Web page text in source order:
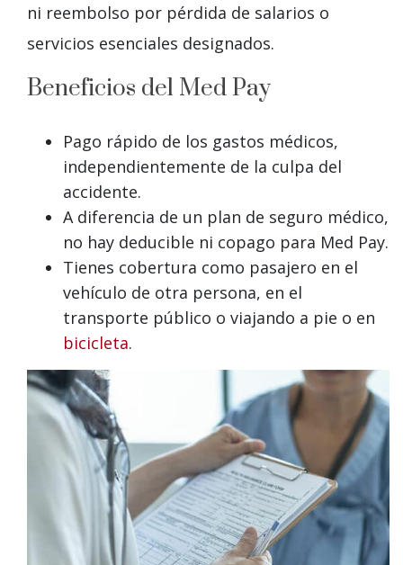
ni reembolso por pérdida de salarios o
servicios esenciales designados.
Beneficios del Med Pay
Pago rápido de los gastos médicos,
independientemente de la culpa del
accidente.
A diferencia de un plan de seguro médico,
no hay deducible ni copago para Med Pay.
Tienes cobertura como pasajero en el
vehículo de otra persona, en el
transporte público o viajando a pie o en
bicicleta.